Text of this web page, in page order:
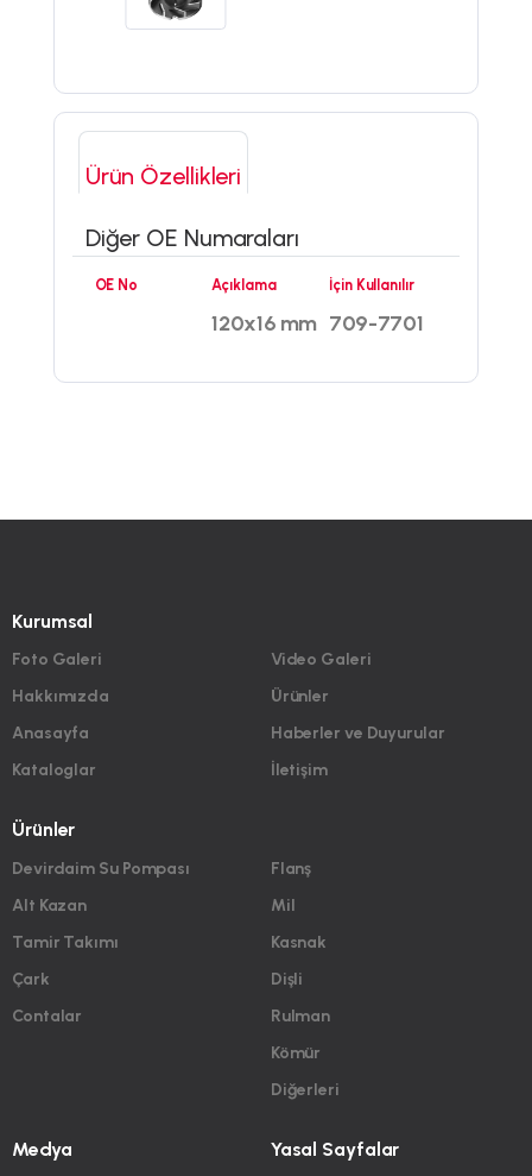
Ürün Özellikleri
Diğer OE Numaraları
OE No Açıklama
120x16 mm
İçin Kullanılır
709-7701
Kurumsal
Foto Galeri
Hakkımızda
Anasayfa
Kataloglar
Video Galeri
Ürünler
Haberler ve Duyurular
İletişim
Ürünler
Devirdaim Su Pompası
Alt Kazan
Tamir Takımı
Çark
Contalar
Flanş
Mil
Kasnak
Dişli
Rulman
Kömür
Diğerleri
Medya Yasal Sayfalar